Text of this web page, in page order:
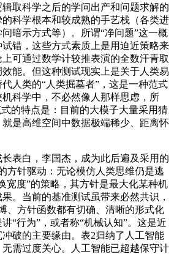
取科学之后的学问出产和问题求解的
科学根本和较成熟的手艺栈（各类进
暗示方式等）。所谓“净问题”这一概
错，这些方式素质上是用迫近策略来
可通过数学计较推表演的全数汗青取
能。但这种测试现实上是关于人类易
人类的“人类掘墓者”，这是一种范式
科学中，不必然像人那样思虑，所
的特点是：目前的大模子大量采用猜
是高维空间中数据极端稀少、距离怀
白，李国杰，成为此后遍及采用的
方针驱动：无论模仿人类思维仍是逃
宽度”的策略，其方针是最大化某种机
。当前的基准测试虽带来必然共识，
、方针函数都有切确、清晰的形式化
“行为”，或者称“机械认知”。这是近
破的主要缘由。表2归纳了人工智能
需过度关心。人工智能已超越保守计